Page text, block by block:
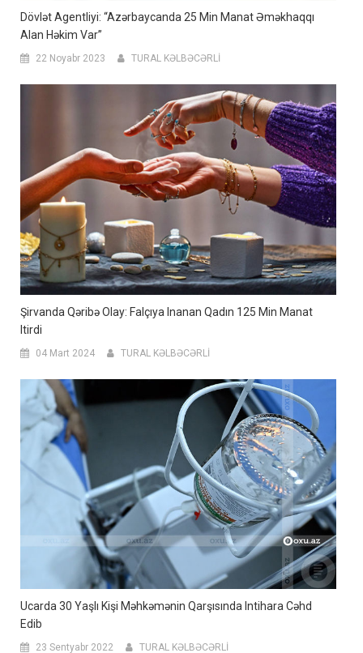
Dövlət Agentliyi: “Azərbaycanda 25 Min Manat Əməkhaqqı
Alan Həkim Var”
22 Noyabr 2023 TURAL KƏLBƏCƏRLİ
Şirvanda Qəribə Olay: Falçıya Inanan Qadın 125 Min Manat
Itirdi
04 Mart 2024 TURAL KƏLBƏCƏRLİ
Ucarda 30 Yaşlı Kişi Məhkəmənin Qarşısında Intihara Cəhd
Edib
23 Sentyabr 2022 TURAL KƏLBƏCƏRLİ